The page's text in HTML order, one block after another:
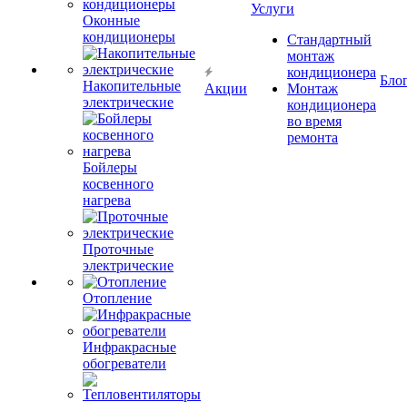
Оконные
кондиционеры
Накопительные
электрические
Бойлеры
косвенного
нагрева
Проточные
электрические
Отопление
Инфракрасные
обогреватели
Акции
Услуги
Стандартный
монтаж
кондиционера
Монтаж
кондиционера
во время
ремонта